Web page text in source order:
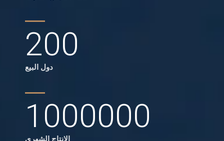
200
دول البيع
1000000
الإنتاج الشهري